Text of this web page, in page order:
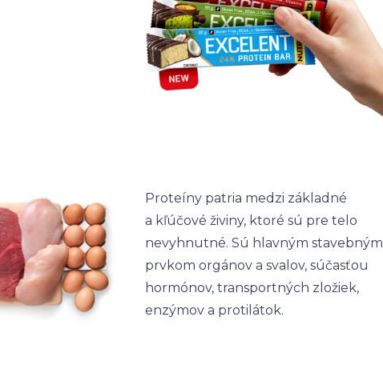
Proteíny patria medzi základné
a kľúčové živiny, ktoré sú pre telo
nevyhnutné. Sú hlavným stavebným
prvkom orgánov a svalov, súčasťou
hormónov, transportných zložiek,
enzýmov a protilátok.